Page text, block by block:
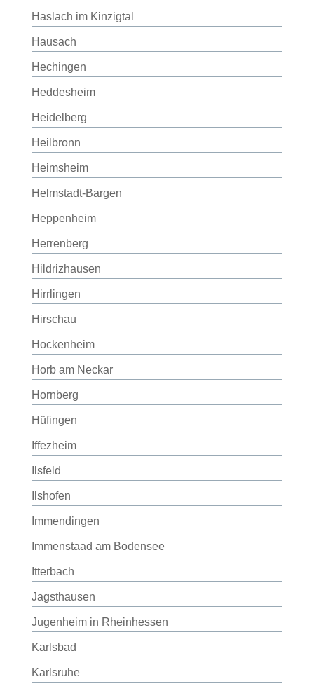
Haslach im Kinzigtal
Hausach
Hechingen
Heddesheim
Heidelberg
Heilbronn
Heimsheim
Helmstadt-Bargen
Heppenheim
Herrenberg
Hildrizhausen
Hirrlingen
Hirschau
Hockenheim
Horb am Neckar
Hornberg
Hüfingen
Iffezheim
Ilsfeld
Ilshofen
Immendingen
Immenstaad am Bodensee
Itterbach
Jagsthausen
Jugenheim in Rheinhessen
Karlsbad
Karlsruhe